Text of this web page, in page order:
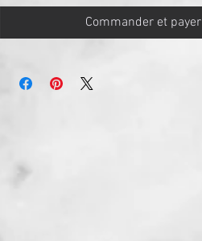
Commander et payer